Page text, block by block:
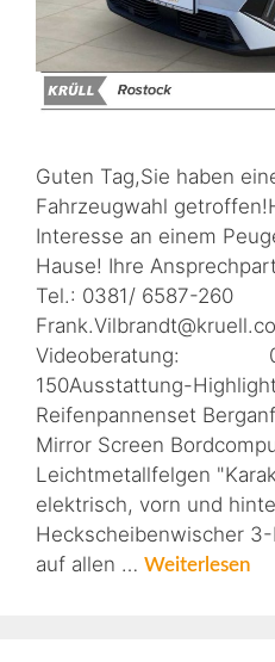
Guten Tag,Sie haben
Fahrzeugwahl
Interesse an einem
Hause! Ihre
Tel.: 0381/ 6587-260
Videoberatung:
150Ausstattung-
Reifenpannenset
Mirror Screen
Leichtmetallfelgen
elektrisch, vorn und
Heckscheibenwischer
auf allen … Weiterlesen